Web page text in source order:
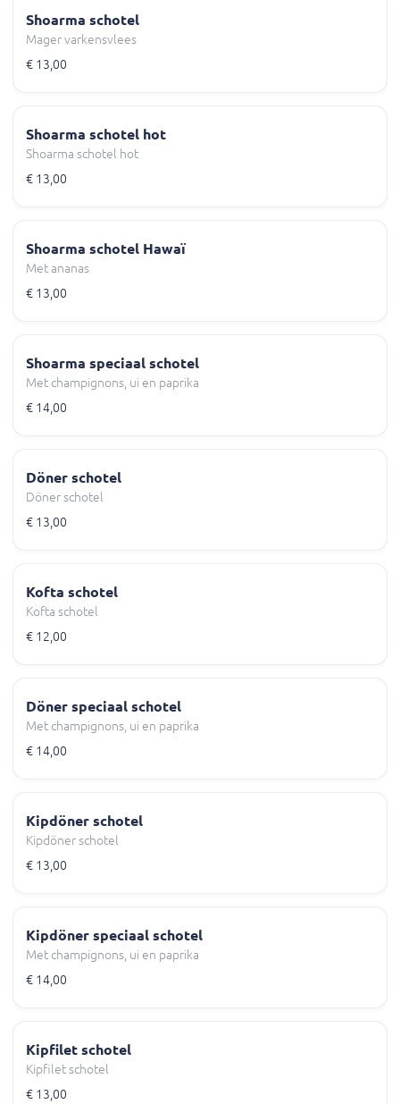
Shoarma schotel
Mager varkensvlees
€ 13,00
Shoarma schotel hot
Shoarma schotel hot
€ 13,00
Shoarma schotel Hawaï
Met ananas
€ 13,00
Shoarma speciaal schotel
Met champignons, ui en paprika
€ 14,00
Döner schotel
Döner schotel
€ 13,00
Kofta schotel
Kofta schotel
€ 12,00
Döner speciaal schotel
Met champignons, ui en paprika
€ 14,00
Kipdöner schotel
Kipdöner schotel
€ 13,00
Kipdöner speciaal schotel
Met champignons, ui en paprika
€ 14,00
Kipfilet schotel
Kipfilet schotel
€ 13,00